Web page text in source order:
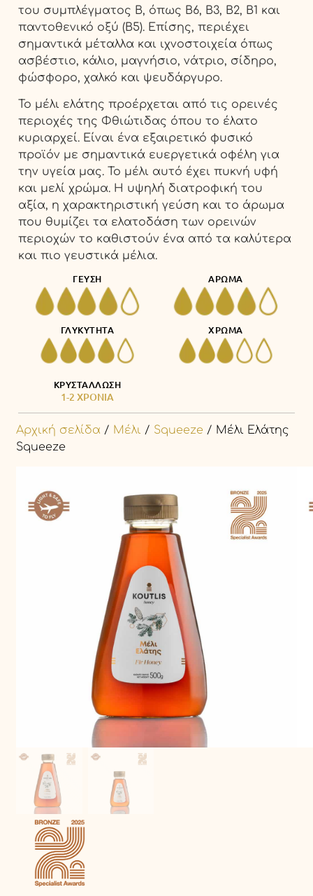
Αρχική σελίδα / Μέλι / Squeeze / Μέλι Ελάτης
Squeeze
του συμπλέγματος Β, όπως Β6, Β3, Β2, Β1 και
παντοθενικό οξύ (Β5). Επίσης, περιέχει
σημαντικά μέταλλα και ιχνοστοιχεία όπως
ασβέστιο, κάλιο, μαγνήσιο, νάτριο, σίδηρο,
φώσφορο, χαλκό και ψευδάργυρο.
Το μέλι ελάτης προέρχεται από τις ορεινές
περιοχές της Φθιώτιδας όπου το έλατο
κυριαρχεί. Είναι ένα εξαιρετικό φυσικό
προϊόν με σημαντικά ευεργετικά οφέλη για
την υγεία μας. Το μέλι αυτό έχει πυκνή υφή
και μελί χρώμα. Η υψηλή διατροφική του
αξία, η χαρακτηριστική γεύση και το άρωμα
που θυμίζει τα ελατοδάση των ορεινών
περιοχών το καθιστούν ένα από τα καλύτερα
και πιο γευστικά μέλια.
ΓΕΥΣΗ
ΑΡΩΜΑ
ΓΛΥΚΥΤΗΤΑ ΧΡΩΜΑ
ΚΡΥΣΤΑΛΛΩΣΗ
1-2 ΧΡΟΝΙΑ